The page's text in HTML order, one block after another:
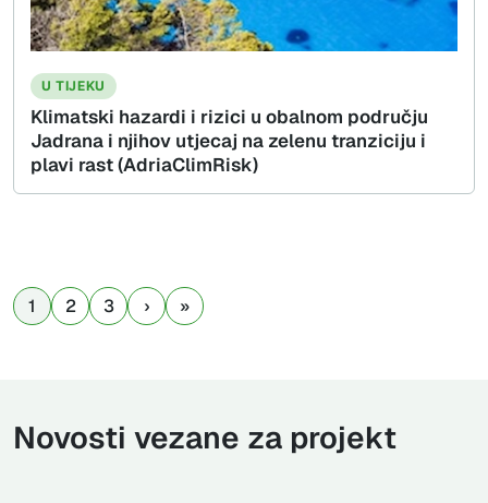
U TIJEKU
Klimatski hazardi i rizici u obalnom području
Jadrana i njihov utjecaj na zelenu tranziciju i
plavi rast (AdriaClimRisk)
1 2 3
Novosti vezane za projekt